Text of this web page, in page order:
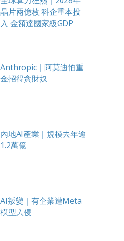
晶片兩億枚 科企重本投
入 金額達國家級GDP
Anthropic｜阿莫迪怕重
金招得貪財奴
內地AI產業｜規模去年逾
1.2萬億
AI叛變｜有企業遭Meta
模型入侵